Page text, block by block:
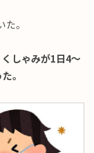
。
しゃみが1日4～
。